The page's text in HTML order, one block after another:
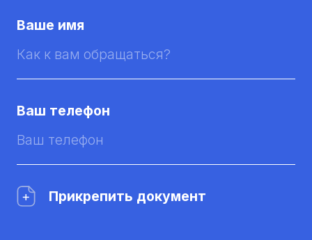
Ваше имя
Ваш телефон
Прикрепить документ